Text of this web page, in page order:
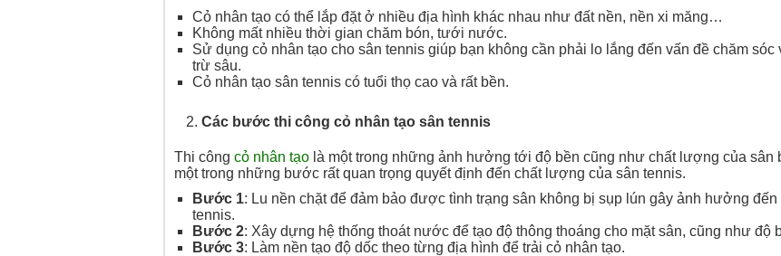
Cỏ nhân tạo có thể lắp đặt ở nhiều địa hình khác nhau như đất nền, nền xi măng…
Không mất nhiều thời gian chăm bón, tưới nước.
Sử dụng cỏ nhân tạo cho sân tennis giúp bạn không cần phải lo lắng đến vấn đề chăm
trừ sâu.
Cỏ nhân tạo sân tennis có tuổi thọ cao và rất bền.
Các bước thi công cỏ nhân tạo sân tennis
Thi công cỏ nhân tạo là một trong những ảnh hưởng tới độ bền cũng như chất lượng của sân
một trong những bước rất quan trọng quyết định đến chất lượng của sân tennis.
Bước 1: Lu nền chặt để đảm bảo được tình trạng sân không bị sụp lún gây ảnh hưởng
tennis.
Bước 2: Xây dựng hệ thống thoát nước để tạo độ thông thoáng cho mặt sân, cũng như độ
Bước 3: Làm nền tạo độ dốc theo từng địa hình để trải cỏ nhân tạo.